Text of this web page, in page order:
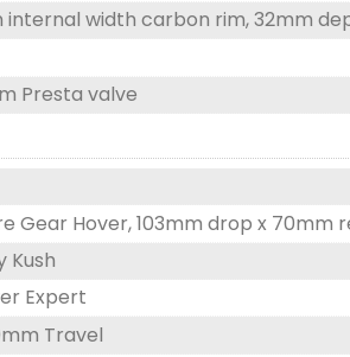
internal width carbon rim, 32mm
Presta valve
Gear Hover, 103mm drop x 70mm
Kush
Expert
Travel